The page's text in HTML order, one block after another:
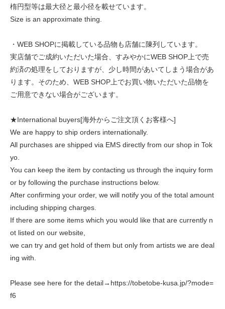
楕円型等は最大径と最小径を載せています。
Size is an approximate thing.
・WEB SHOPに掲載している品物も店舗に陳列しています。
実店舗でご成約いただいた場合、すみやかにWEB SHOP上で売
約済の処理をしておりますが、少し時間があいてしまう場合があ
ります。そのため、WEB SHOP上でお買い物いただいた品物を
ご用意できない場合がございます。
★International buyers[海外からご注文頂くお客様へ]
We are happy to ship orders internationally.
All purchases are shipped via EMS directly from our shop in Tok
yo.
You can keep the item by contacting us through the inquiry form
or by following the purchase instructions below.
After confirming your order, we will notify you of the total amount
including shipping charges.
If there are some items which you would like that are currently n
ot listed on our website,
we can try and get hold of them but only from artists we are deal
ing with.
Please see here for the detail→https://tobetobe-kusa.jp/?mode=
f6